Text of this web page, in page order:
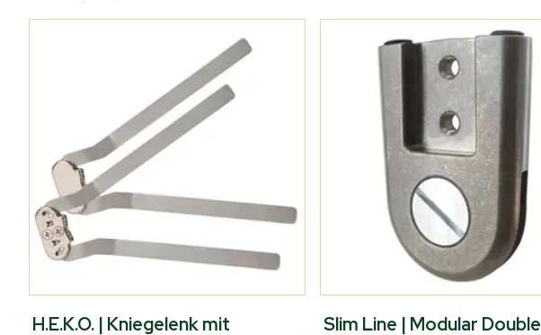
H.E.K.O. | Kniegelenk mit Slim Line | Modular Double